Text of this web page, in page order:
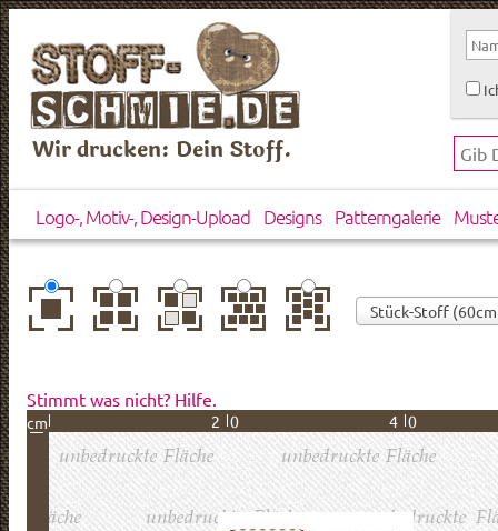
Wir drucken: Dein Stoff.
Logo-, Motiv-, Design-Upload Designs Patterngalerie
zentriert
einfach
wiederholt
gespiegelthorizontal
versetzt
vertikal
versetzt
Stimmt was nicht? Hilfe.
cm 20 40